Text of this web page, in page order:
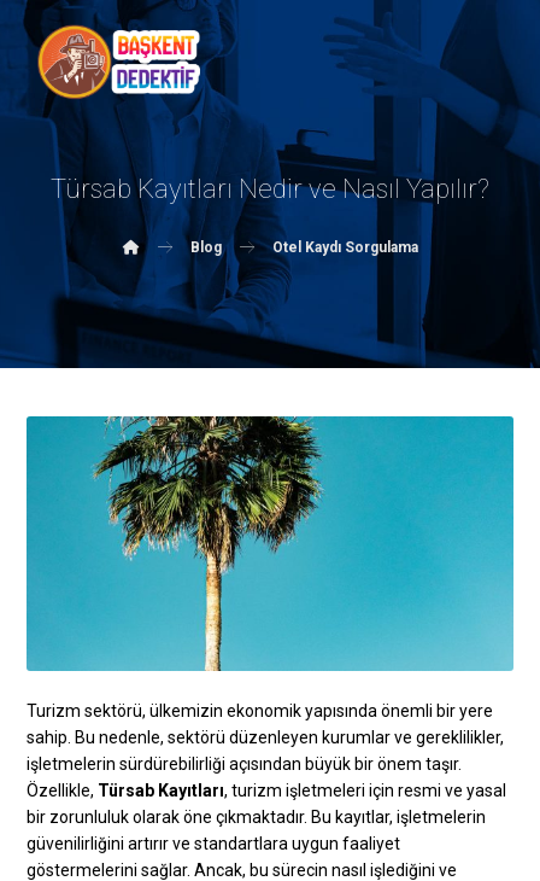
Türsab Kayıtları Nedir ve Nasıl Yapılır?
Blog Otel Kaydı Sorgulama
Turizm sektörü, ülkemizin ekonomik yapısında önemli bir yere
sahip. Bu nedenle, sektörü düzenleyen kurumlar ve gereklilikler,
işletmelerin sürdürebilirliği açısından büyük bir önem taşır.
Özellikle, Türsab Kayıtları, turizm işletmeleri için resmi ve yasal
bir zorunluluk olarak öne çıkmaktadır. Bu kayıtlar, işletmelerin
güvenilirliğini artırır ve standartlara uygun faaliyet
göstermelerini sağlar. Ancak, bu sürecin nasıl işlediğini ve